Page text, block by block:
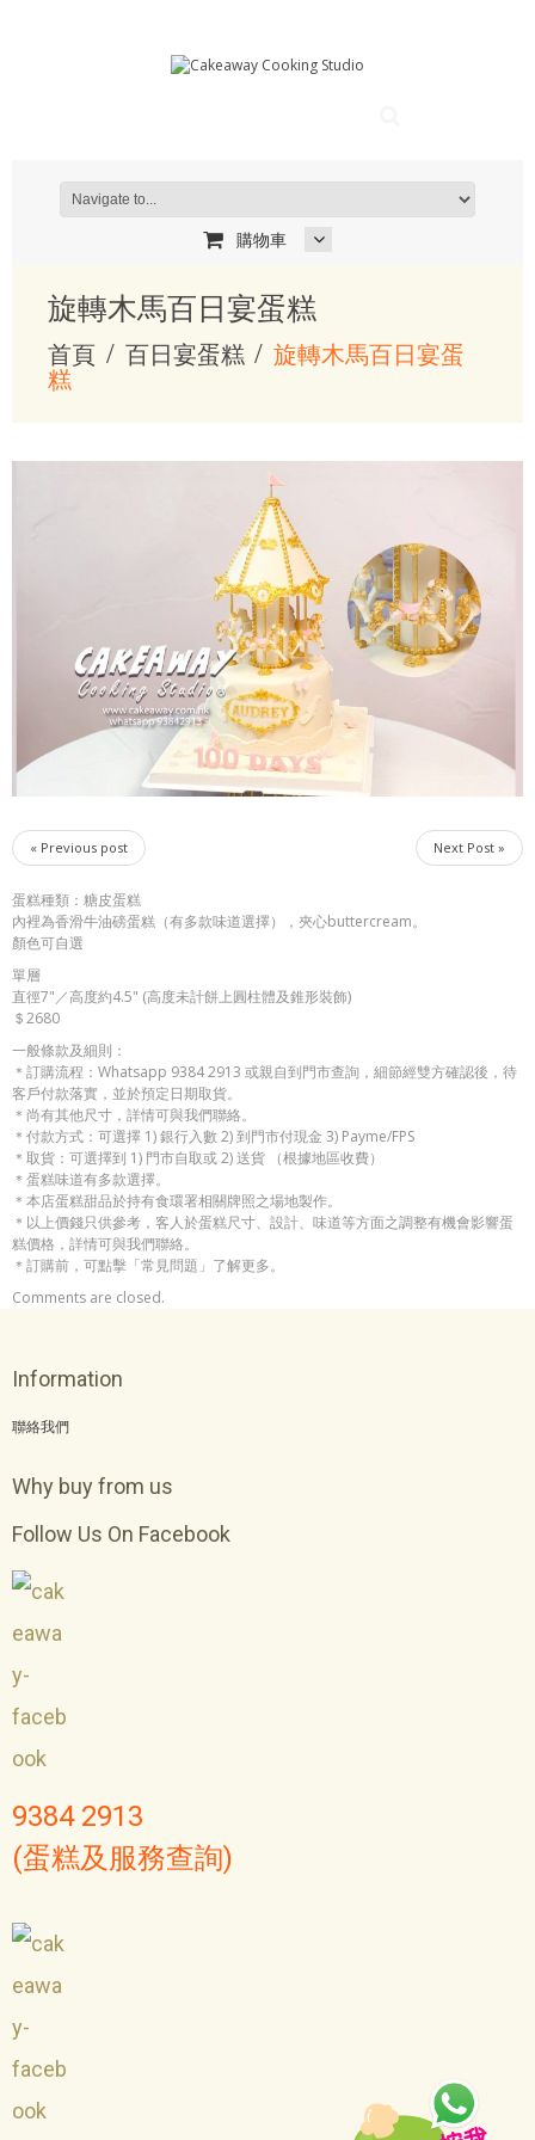
購物車
旋轉木馬百日宴蛋糕
首頁 百日宴蛋糕 旋轉木馬百日宴蛋
糕
« Previous post Next Post »
蛋糕種類：糖皮蛋糕
內裡為香滑牛油磅蛋糕（有多款味道選擇），夾心buttercream。
顏色可自選
單層
直徑7"／高度約4.5" (高度未計餅上圓柱體及錐形裝飾)
＄2680
一般條款及細則：
＊訂購流程：Whatsapp 9384 2913 或親自到門市查詢，細節經雙方確認後，待
客戶付款落實，並於預定日期取貨。
＊尚有其他尺寸，詳情可與我們聯絡。
＊付款方式：可選擇 1) 銀行入數 2) 到門市付現金 3) Payme/FPS
＊取貨：可選擇到 1) 門市自取或 2) 送貨 （根據地區收費）
＊蛋糕味道有多款選擇。
＊本店蛋糕甜品於持有食環署相關牌照之場地製作。
＊以上價錢只供參考，客人於蛋糕尺寸、設計、味道等方面之調整有機會影響蛋
糕價格，詳情可與我們聯絡。
＊訂購前，可點擊「常見問題」了解更多。
Comments are closed.
Information
聯絡我們
Why buy from us
Follow Us On Facebook
9384 2913
(蛋糕及服務查詢)